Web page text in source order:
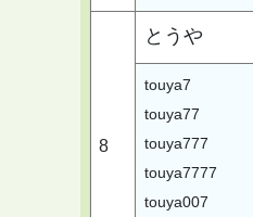
8
とうや
touya7
touya77
touya777
touya7777
touya007